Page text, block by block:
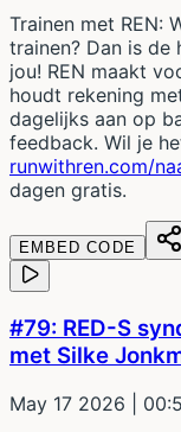
Trainen met REN:
trainen? Dan is
jou! REN maakt
houdt rekening
dagelijks aan op
feedback. Wil je
runwithren.com/
dagen gratis.
EMBED CODE
#79: RED-S
met Silke
May 17 2026 |